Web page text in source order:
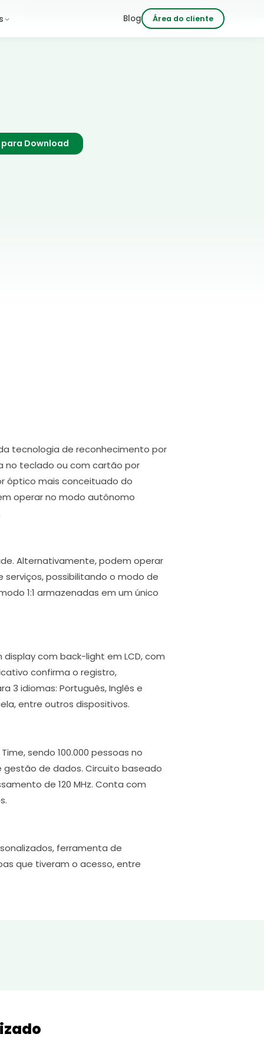
Blog Área do cliente
Download
tecnologia de reconhecimento por
no teclado ou com cartão por
óptico mais conceituado do
operar no modo autônomo
Alternativamente, podem operar
possibilitando o modo de
1:1 armazenadas em um único
com back-light em LCD, com
confirma o registro,
3 idiomas: Português, Inglês e
entre outros dispositivos.
sendo 100.000 pessoas no
de dados. Circuito baseado
de 120 MHz. Conta com
ferramenta de
que tiveram o acesso, entre